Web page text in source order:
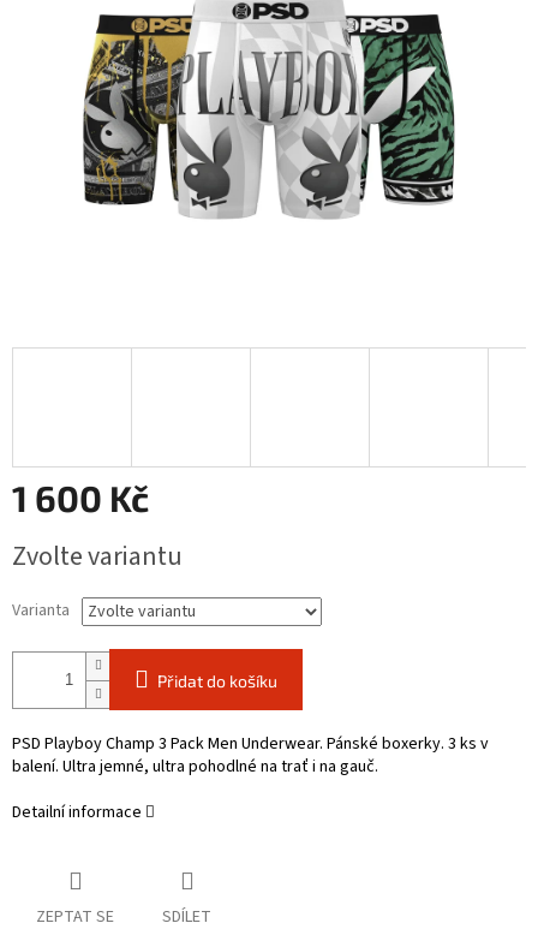
5
hvězdiček.
1 600 Kč
cena:
Zvolte variantu
Varianta
Přidat do košíku
PSD Playboy Champ 3 Pack Men Underwear. Pánské boxerky. 3 ks v
balení. Ultra jemné, ultra pohodlné na trať i na gauč.
Detailní informace
ZEPTAT SE SDÍLET